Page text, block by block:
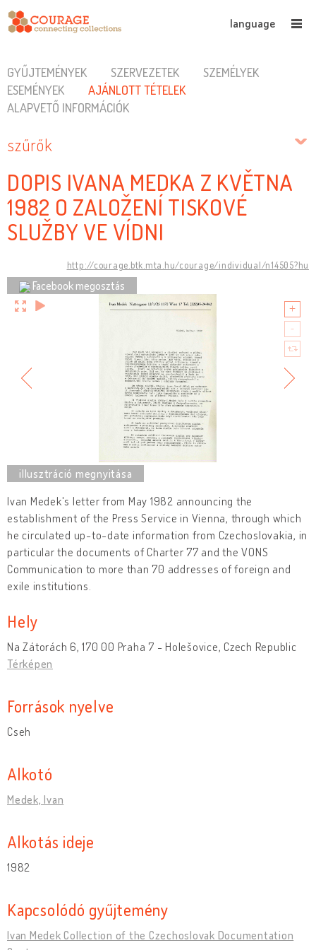
language
GYŰJTEMÉNYEK SZERVEZETEK
SZEMÉLYEK
ESEMÉNYEK
AJÁNLOTT TÉTELEK
ALAPVETŐ INFORMÁCIÓK
szűrők
DOPIS IVANA MEDKA Z KVĚTNA
1982 O ZALOŽENÍ TISKOVÉ
SLUŽBY VE VÍDNI
http://courage.btk.mta.hu/courage/individual/n14505?hu
Facebook megosztás
Ivan Medek's letter from May 1982 announcing the
establishment of the Press Service in Vienna, through which
he circulated up-to-date information from Czechoslovakia, in
particular the documents of Charter 77 and the VONS
Communication to more than 70 addresses of foreign and
exile institutions.
Hely
Na Zátorách 6, 170 00 Praha 7 - Holešovice, Czech Republic
Térképen
Források nyelve
Cseh
Alkotó
Medek, Ivan
Alkotás ideje
1982
Kapcsolódó gyűjtemény
Ivan Medek Collection of the Czechoslovak Documentation